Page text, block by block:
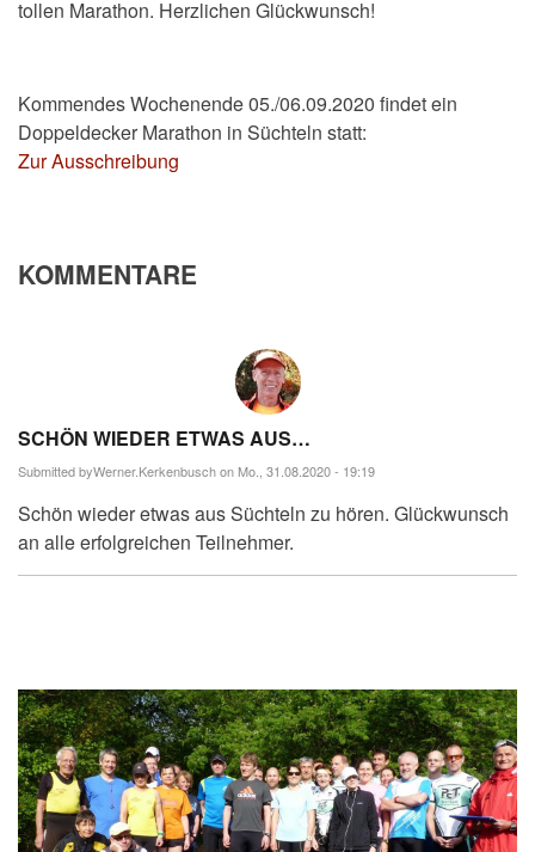
tollen Marathon. Herzlichen Glückwunsch!
Kommendes Wochenende 05./06.09.2020 findet ein
Doppeldecker Marathon in Süchteln statt:
Zur Ausschreibung
KOMMENTARE
SCHÖN WIEDER ETWAS AUS…
Submitted byWerner.Kerkenbuschon Mo., 31.08.2020 - 19:19
Schön wieder etwas aus Süchteln zu hören. Glückwunsch
an alle erfolgreichen Teilnehmer.